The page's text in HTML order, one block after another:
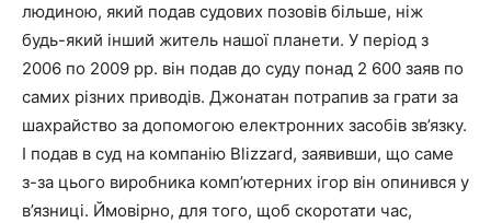
людиною, який подав судових позовів більше, ніж
будь-який інший житель нашої планети. У період з
2006 по 2009 рр. він подав до суду понад 2 600 заяв по
самих різних приводів. Джонатан потрапив за грати за
шахрайство за допомогою електронних засобів зв’язку.
І подав в суд на компанію Blizzard, заявивши, що саме
з-за цього виробника комп’ютерних ігор він опинився у
в’язниці. Ймовірно, для того, щоб скоротати час,